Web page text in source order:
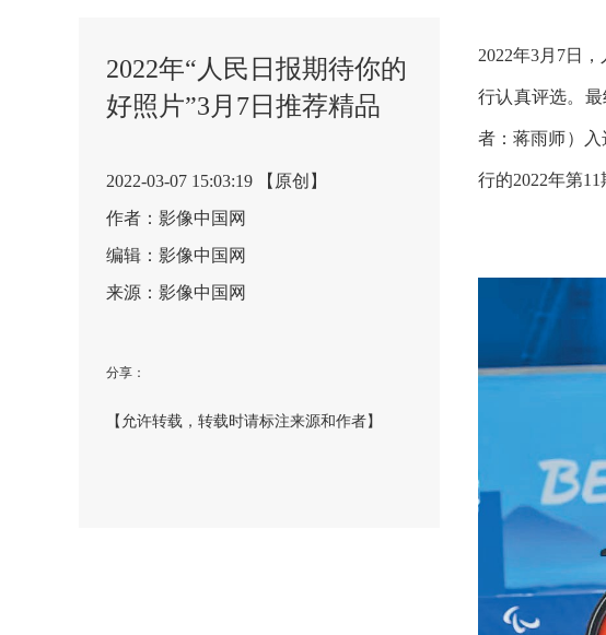
2022年“人民日报期待你的
好照片”3月7日推荐精品
2022-03-07 15:03:19 【原创】
作者：影像中国网
编辑：影像中国网
来源：影像中国网
分享：
【允许转载，转载时请标注来源和作者】
2022年3月7日
行认真评选。最
者：蒋雨师）入
行的2022年第11